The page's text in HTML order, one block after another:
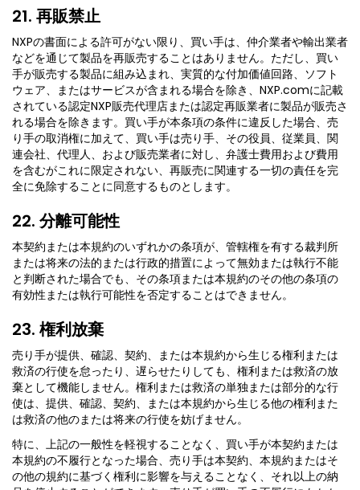
21. 再販禁止
NXPの書面による許可がない限り、買い手は、仲介業者や輸出業者
などを通じて製品を再販売することはありません。ただし、買い
手が販売する製品に組み込まれ、実質的な付加価値回路、ソフト
ウェア、またはサービスが含まれる場合を除き、NXP.comに記載
されている認定NXP販売代理店または認定再販業者に製品が販売さ
れる場合を除きます。買い手が本条項の条件に違反した場合、売
り手の取消権に加えて、買い手は売り手、その役員、従業員、関
連会社、代理人、および販売業者に対し、弁護士費用および費用
を含むがこれに限定されない、再販売に関連する一切の責任を完
全に免除することに同意するものとします。
22. 分離可能性
本契約または本規約のいずれかの条項が、管轄権を有する裁判所
または将来の法的または行政的措置によって無効または執行不能
と判断された場合でも、その条項または本規約のその他の条項の
有効性または執行可能性を否定することはできません。
23. 権利放棄
売り手が提供、確認、契約、または本規約から生じる権利または
救済の行使を怠ったり、遅らせたりしても、権利または救済の放
棄として機能しません。権利または救済の単独または部分的な行
使は、提供、確認、契約、または本規約から生じる他の権利また
は救済の他のまたは将来の行使を妨げません。
特に、上記の一般性を軽視することなく、買い手が本契約または
本規約の不履行となった場合、売り手は本契約、本規約またはそ
の他の規約に基づく権利に影響を与えることなく、それ以上の納